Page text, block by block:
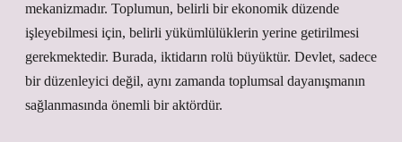
mekanizmadır. Toplumun, belirli bir ekonomik düzende
işleyebilmesi için, belirli yükümlülüklerin yerine getirilmesi
gerekmektedir. Burada, iktidarın rolü büyüktür. Devlet, sadece
bir düzenleyici değil, aynı zamanda toplumsal dayanışmanın
sağlanmasında önemli bir aktördür.